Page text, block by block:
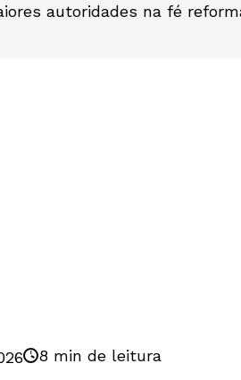
autoridades na fé
8 min de leitura